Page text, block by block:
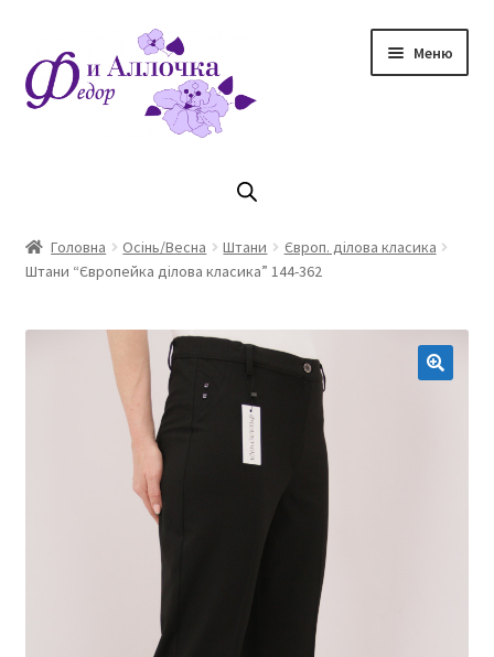
до
навігації
до
контенту
Меню
Магазин
Оплата та доставка
Головна Осінь/Весна Штани
Європ. ділова класика
Штани “Європейка ділова класика” 144-362